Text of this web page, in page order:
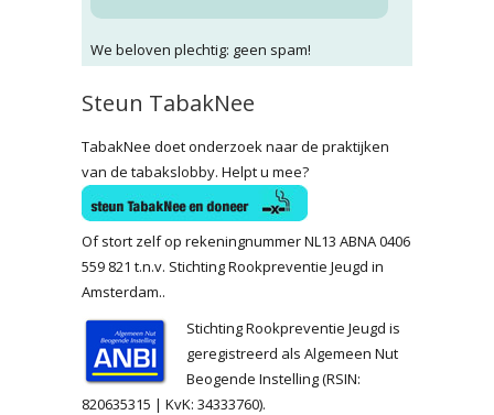
We beloven plechtig: geen spam!
Steun TabakNee
TabakNee doet onderzoek naar de praktijken
van de tabakslobby. Helpt u mee?
Of stort zelf op rekeningnummer NL13 ABNA 0406
559 821 t.n.v. Stichting Rookpreventie Jeugd in
Amsterdam..
Stichting Rookpreventie Jeugd is
geregistreerd als Algemeen Nut
Beogende Instelling (RSIN:
820635315 | KvK: 34333760).